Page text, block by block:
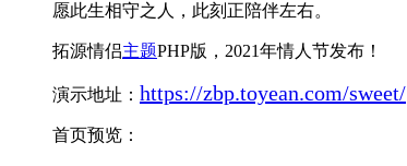
愿此生相守之人，此刻正陪伴左右。
拓源情侣主题PHP版，2021年情人节发布！
演示地址： https://zbp.toyean.com/sweet/
首页预览：